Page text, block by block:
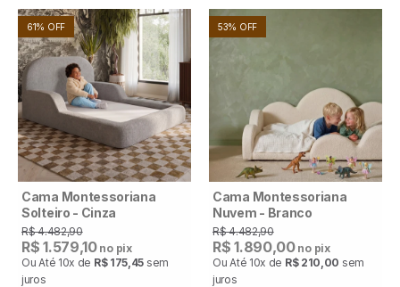
61% OFF
Cama Montessoriana
Solteiro - Cinza
R$ 4.482,90
R$ 1.579,10no pix
Ou Até 10x de R$ 175,45 sem
juros
53% OFF
Cama Montessoriana
Nuvem - Branco
R$ 4.482,90
R$ 1.890,00no pix
Ou Até 10x de R$ 210,00 sem
juros